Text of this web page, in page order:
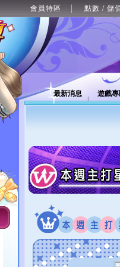
會員特區 點數 / 儲
最新消息 遊戲